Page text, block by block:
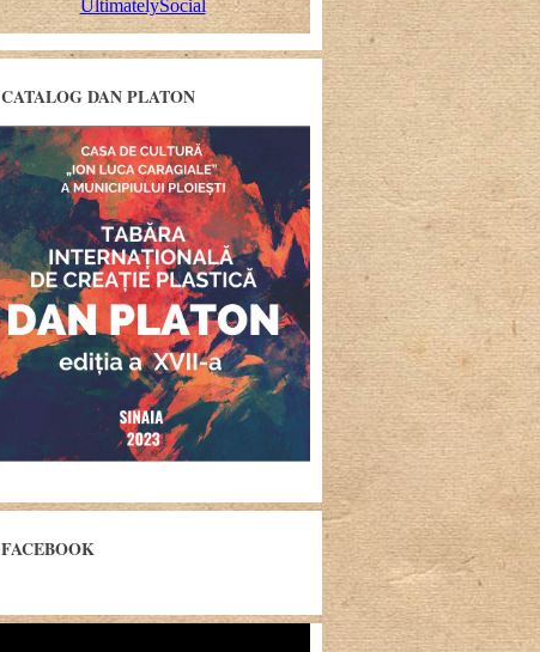
CATALOG DAN PLATON
FACEBOOK